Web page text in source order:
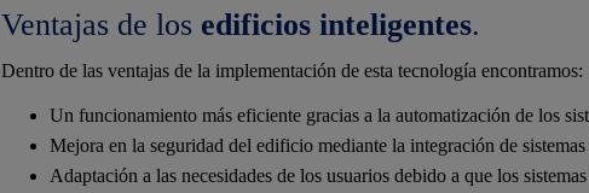
Ventajas de los edificios inteligentes.
Dentro de las ventajas de la implementación de esta tecnología encontramos:
Un funcionamiento más eficiente gracias a la automatización de los
Mejora en la seguridad del edificio mediante la integración de
Adaptación a las necesidades de los usuarios debido a que los